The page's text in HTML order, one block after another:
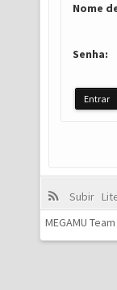
Nome
Senha:
Subir
MEGAMU